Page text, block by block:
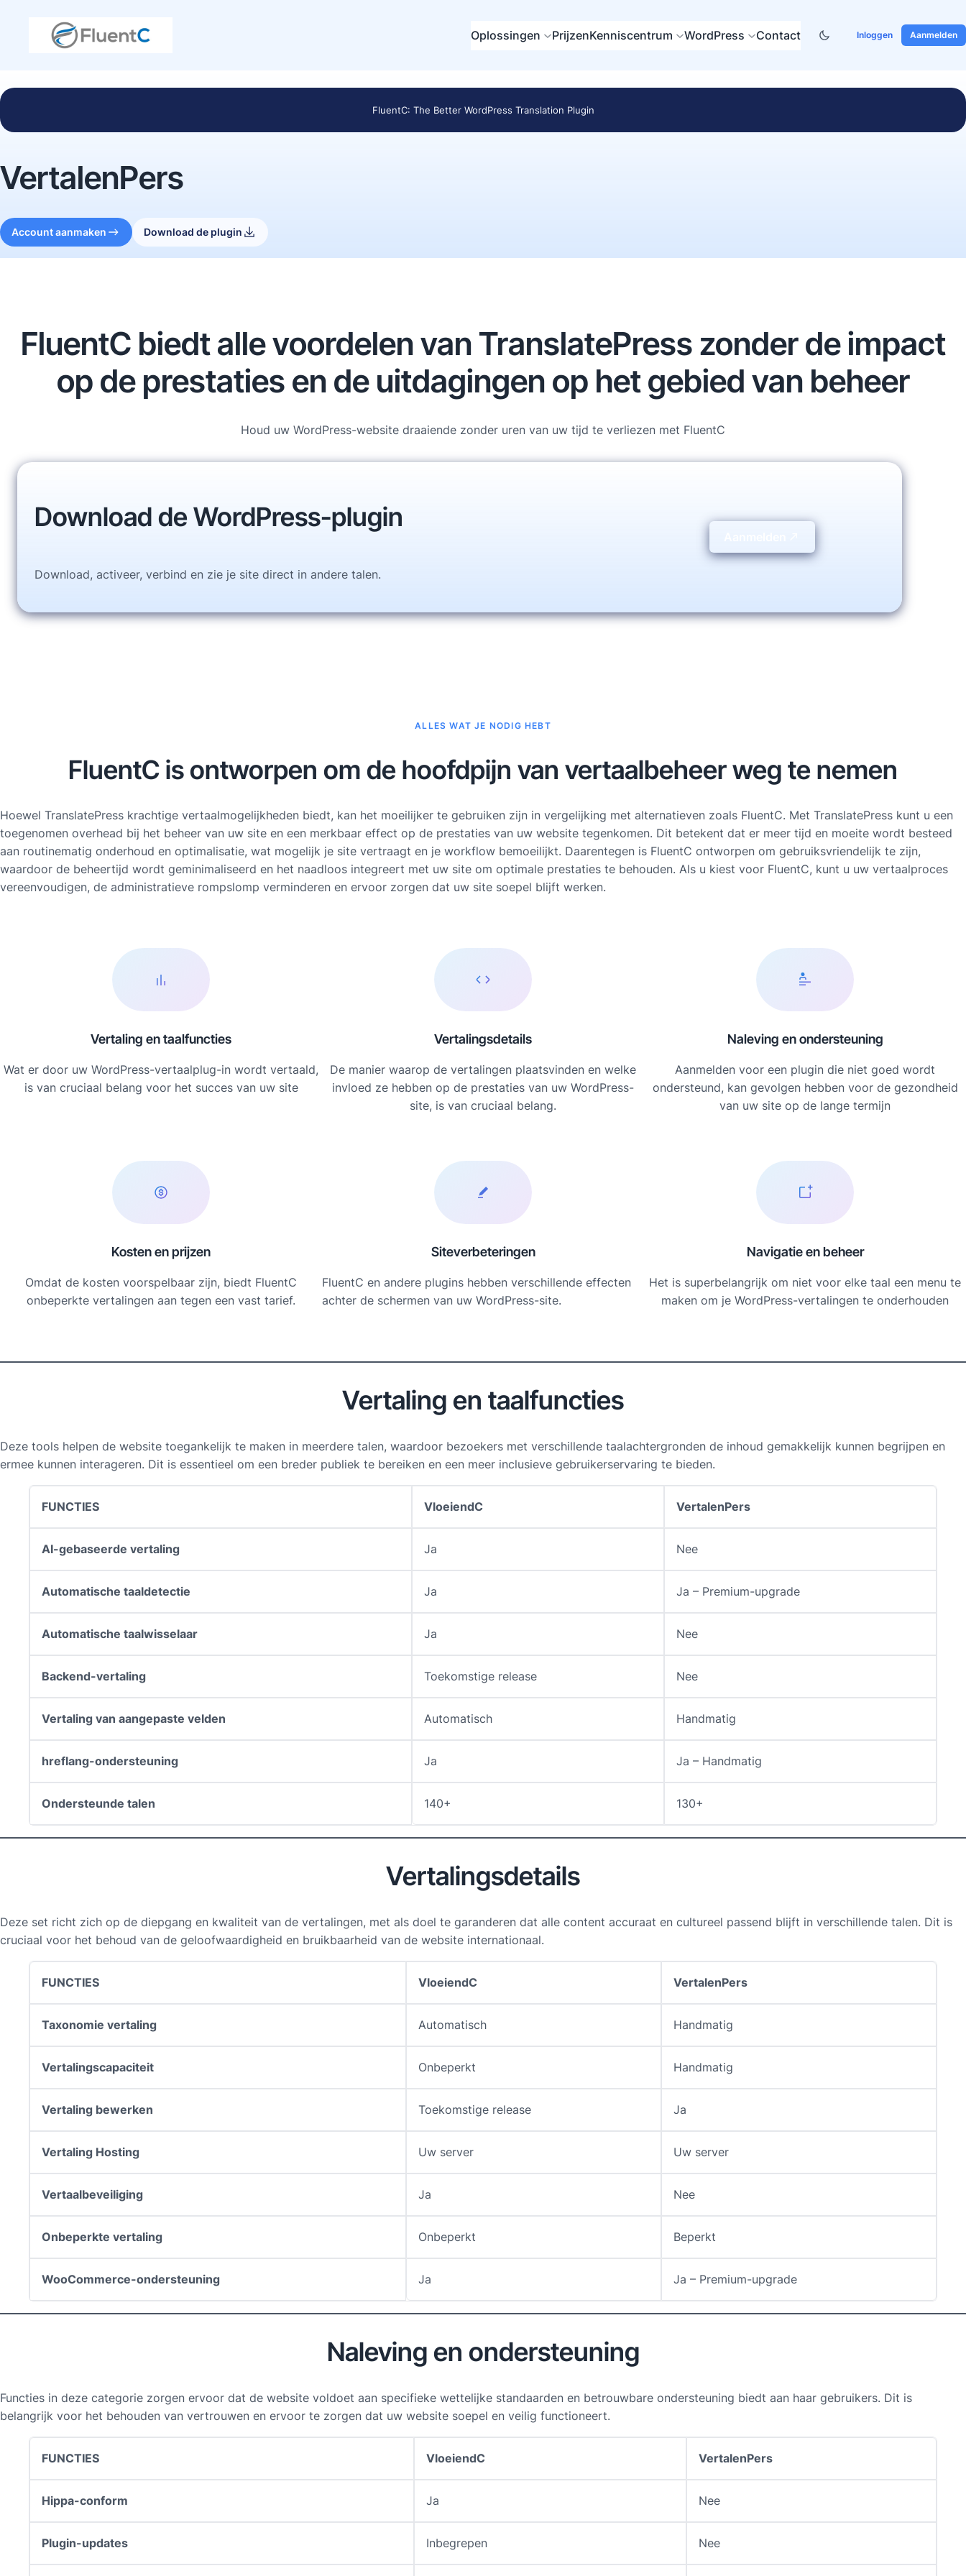
Oplossingen PrijzenKenniscentrum WordPress Contact Inloggen Aanmelden
FluentC: The Better WordPress Translation Plugin
VertalenPers
Account aanmaken Download de plugin
FluentC biedt alle voordelen van TranslatePress zonder de impact
op de prestaties en de uitdagingen op het gebied van beheer
Houd uw WordPress-website draaiende zonder uren van uw tijd te verliezen met FluentC
Download de WordPress-plugin
Download, activeer, verbind en zie je site direct in andere talen.
ALLES WAT JE NODIG HEBT
FluentC is ontworpen om de hoofdpijn van vertaalbeheer weg te nemen
Hoewel TranslatePress krachtige vertaalmogelijkheden biedt, kan het moeilijker te gebruiken zijn in vergelijking met alternatieven zoals FluentC. Met TranslatePress kunt u een
toegenomen overhead bij het beheer van uw site en een merkbaar effect op de prestaties van uw website tegenkomen. Dit betekent dat er meer tijd en moeite wordt besteed
aan routinematig onderhoud en optimalisatie, wat mogelijk je site vertraagt en je workflow bemoeilijkt. Daarentegen is FluentC ontworpen om gebruiksvriendelijk te zijn,
waardoor de beheertijd wordt geminimaliseerd en het naadloos integreert met uw site om optimale prestaties te behouden. Als u kiest voor FluentC, kunt u uw vertaalproces
vereenvoudigen, de administratieve rompslomp verminderen en ervoor zorgen dat uw site soepel blijft werken.
Vertaling en taalfuncties
Wat er door uw WordPress-vertaalplug-in wordt vertaald,
is van cruciaal belang voor het succes van uw site
Vertalingsdetails
De manier waarop de vertalingen plaatsvinden en welke
invloed ze hebben op de prestaties van uw WordPress-
site, is van cruciaal belang.
Naleving en ondersteuning
Aanmelden voor een plugin die niet goed wordt
ondersteund, kan gevolgen hebben voor de gezondheid
van uw site op de lange termijn
Kosten en prijzen
Omdat de kosten voorspelbaar zijn, biedt FluentC
onbeperkte vertalingen aan tegen een vast tarief.
Siteverbeteringen
FluentC en andere plugins hebben verschillende effecten
achter de schermen van uw WordPress-site.
Navigatie en beheer
Het is superbelangrijk om niet voor elke taal een menu te
maken om je WordPress-vertalingen te onderhouden
Vertaling en taalfuncties
Deze tools helpen de website toegankelijk te maken in meerdere talen, waardoor bezoekers met verschillende taalachtergronden de inhoud gemakkelijk kunnen begrijpen en
ermee kunnen interageren. Dit is essentieel om een breder publiek te bereiken en een meer inclusieve gebruikerservaring te bieden.
FUNCTIES VloeiendC VertalenPers
AI-gebaseerde vertaling Ja Nee
Automatische taaldetectie Ja Ja – Premium-upgrade
Automatische taalwisselaar Ja Nee
Backend-vertaling Toekomstige release Nee
Vertaling van aangepaste velden Automatisch Handmatig
hreflang-ondersteuning Ja Ja – Handmatig
Ondersteunde talen 140+ 130+
Vertalingsdetails
Deze set richt zich op de diepgang en kwaliteit van de vertalingen, met als doel te garanderen dat alle content accuraat en cultureel passend blijft in verschillende talen. Dit is
cruciaal voor het behoud van de geloofwaardigheid en bruikbaarheid van de website internationaal.
FUNCTIES VloeiendC VertalenPers
Taxonomie vertaling Automatisch Handmatig
Vertalingscapaciteit Onbeperkt Handmatig
Vertaling bewerken Toekomstige release Ja
Vertaling Hosting Uw server Uw server
Vertaalbeveiliging Ja Nee
Onbeperkte vertaling Onbeperkt Beperkt
WooCommerce-ondersteuning Ja Ja – Premium-upgrade
Naleving en ondersteuning
Functies in deze categorie zorgen ervoor dat de website voldoet aan specifieke wettelijke standaarden en betrouwbare ondersteuning biedt aan haar gebruikers. Dit is
belangrijk voor het behouden van vertrouwen en ervoor te zorgen dat uw website soepel en veilig functioneert.
FUNCTIES VloeiendC VertalenPers
Hippa-conform Ja Nee
Plugin-updates Inbegrepen Nee